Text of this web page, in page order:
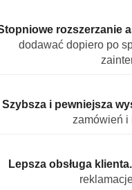
PRODUKTU
do ciała
to trzy owocowe
są świeżymi
rozszerzanie
dodawać dopiero po
Szybsza i pewniejsza
zamówień i
Lepsza obsługa klienta.